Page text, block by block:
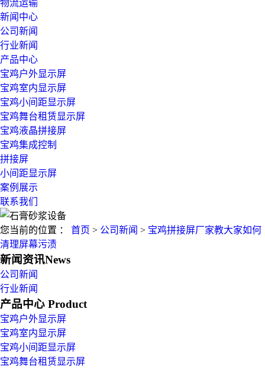
物流运输
新闻中心
公司新闻
行业新闻
产品中心
宝鸡户外显示屏
宝鸡室内显示屏
宝鸡小间距显示屏
宝鸡舞台租赁显示屏
宝鸡液晶拼接屏
宝鸡集成控制
拼接屏
小间距显示屏
案例展示
联系我们
您当前的位置 ： 首页 > 公司新闻 > 宝鸡拼接屏厂家教大家如何
清理屏幕污渍
新闻资讯News
公司新闻
行业新闻
产品中心 Product
宝鸡户外显示屏
宝鸡室内显示屏
宝鸡小间距显示屏
宝鸡舞台租赁显示屏